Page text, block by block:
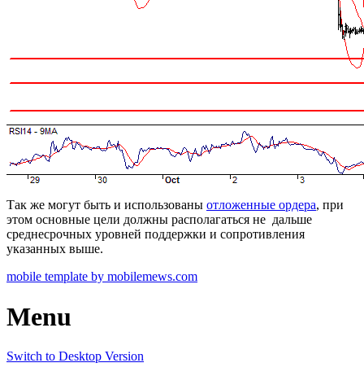
Так же могут быть и использованы отложенные ордера, при
этом основные цели должны располагаться не дальше
среднесрочных уровней поддержки и сопротивления
указанных выше.
mobile template by mobilemews.com
Menu
Switch to Desktop Version